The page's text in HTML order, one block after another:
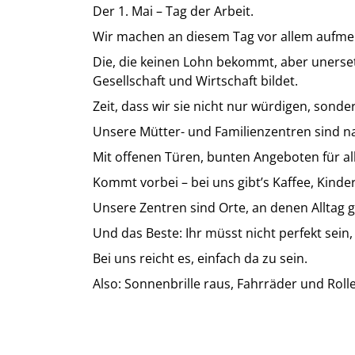
Der 1. Mai – Tag der Arbeit.
Wir machen an diesem Tag vor allem
Die, die keinen Lohn bekommt, aber
Gesellschaft und Wirtschaft bildet.
Zeit, dass wir sie nicht nur würdigen,
Unsere Mütter- und Familienzentren sind
Mit offenen Türen, bunten Angeboten für
Kommt vorbei – bei uns gibt’s Kaffee,
Unsere Zentren sind Orte, an denen Alltag
Und das Beste: Ihr müsst nicht perfekt
Bei uns reicht es, einfach da zu sein.
Also: Sonnenbrille raus, Fahrräder und